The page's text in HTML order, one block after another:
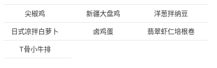
尖椒鸡 新疆大盘鸡 洋葱拌纳豆
日式凉拌白萝卜 卤鸡蛋 翡翠虾仁培根卷
T骨小牛排